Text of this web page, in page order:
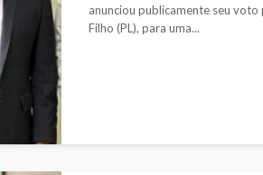
anunciou publicamente seu voto
Filho (PL), para uma...